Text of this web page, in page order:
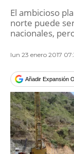
El ambicioso
norte puede
nacionales,
lun 23 enero 2017
Añadir Expansión